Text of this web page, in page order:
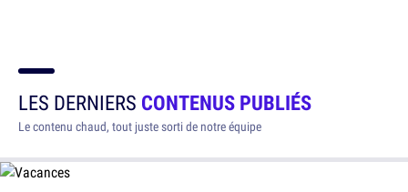
LES DERNIERS CONTENUS PUBLIÉS
Le contenu chaud, tout juste sorti de notre équipe